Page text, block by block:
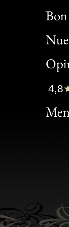
Bon
Clic
Bon
4,8